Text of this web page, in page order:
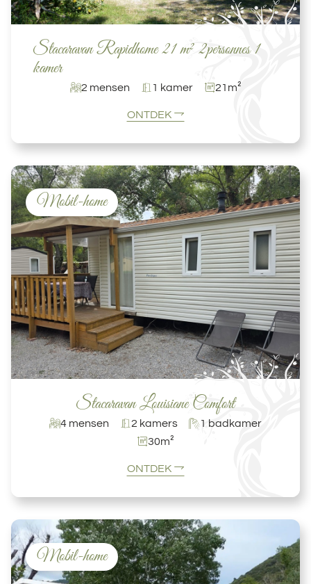
Stacaravan Rapidhome 21 m² 2personnes 1
kamer
2 mensen 1 kamer 21m²
ONTDEK
Mobil-home
Stacaravan Louisiane Comfort
4 mensen 2 kamers
1 badkamer
30m²
ONTDEK
Mobil-home